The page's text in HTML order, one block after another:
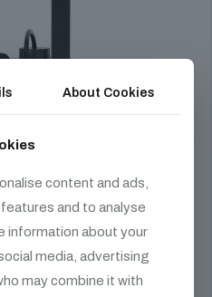
About Cookies
content and ads,
and to analyse
information about your
media, advertising
may combine it with